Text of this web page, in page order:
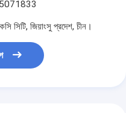
সিটি, জিয়াংসু প্রদেশ, চীন।